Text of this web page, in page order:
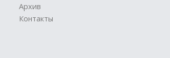
Архив
Контакты